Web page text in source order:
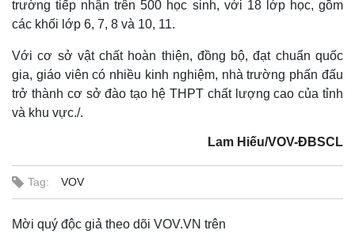
Thế giới
Quan sát
Hồ sơ
Video
E-Magazine
trường tiếp nhận trên 500 học sinh, với 18 lớp học, gồm
các khối lớp 6, 7, 8 và 10, 11.
Với cơ sở vật chất hoàn thiện, đồng bộ, đạt chuẩn quốc
gia, giáo viên có nhiều kinh nghiệm, nhà trường phấn đấu
trở thành cơ sở đào tạo hệ THPT chất lượng cao của tỉnh
và khu vực./.
Lam Hiếu/VOV-ĐBSCL
Tag: VOV
Mời quý độc giả theo dõi VOV.VN trên